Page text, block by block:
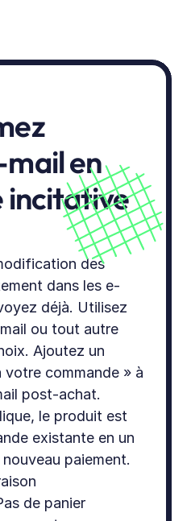
en
incitative
des
dans les e-
déjà. Utilisez
ou tout autre
Ajoutez un
commande » à
post-achat.
le produit est
existante en un
paiement.
de panier